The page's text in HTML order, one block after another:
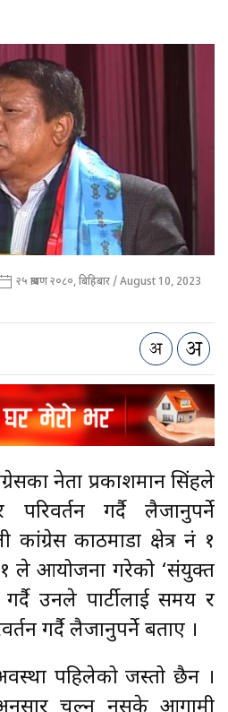
२५ श्रावण २०८०, बिहिबार / August 10, 2023
नेता प्रकाशमान सिंहले
परिवर्तन गर्दै लैजानुपर्ने
काठमाडौँ क्षेत्र नं १
ले आयोजना गरेको ‘संयुक्त
उनले पार्टीलाई समय र
गर्दै लैजानुपर्ने बताए ।
पहिलेको जस्तो छैन ।